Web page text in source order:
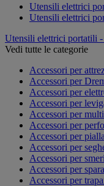
Utensili elettrici
Utensili elettrici
Utensili elettrici portatili -
Vedi tutte le categorie
Accessori per
Accessori per
Accessori per
Accessori per
Accessori per
Accessori per
Accessori per pialla
Accessori per
Accessori per
Accessori per
Accessori per